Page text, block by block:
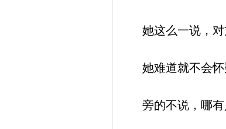
她这么一说，对
她难道就不会怀
旁的不说，哪有